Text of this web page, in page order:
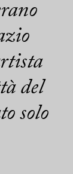
del
solo